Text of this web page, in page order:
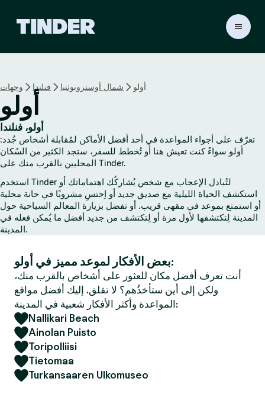
ة
ئ
ي
س
ة
ل
ـ
T
d
e
r
وجهات فنلندا شمال أوستروبوثنيا أولو
أولو
أولو، فنلندا
تعرّف على أجواء المواعدة في أحد أفضل الأماكن لمُقابلة أشخاص جُدد:
أولو سواءً كنت تعيش هنا أو تُخطط للسفر، ستجد الكثير من السُكان
المحليين بالقرب منك على Tinder.
استخدم Tinder لتُبادل الإعجاب مع شخص يُشاركُك اهتماماتك أو
استكشف الحياة الليلية مع صديق جديد أو اِحتسِ مشروبًا في حانة محلية
أو استمتع بموعد في مقهى قريب. أو تفضل بزيارة المعالم السياحية حول
المدينة لِتكتشفها لأول مرة أو لِتكتشف من جديد أفضل ما يُمكن فعله في
المدينة.
بعض الأفكار لموعد مميز في أولو:
أنت تعرف أفضل مكان للعثور على أشخاص بالقرب منك،
ولكن إلى أين ستأخذُهم؟ لا تقلق. إليك أفضل مواقع
المواعدة وأكثر الأفكار شعبية في المدينة:
Nallikari Beach
Ainolan Puisto
Toripolliisi
Tietomaa
Turkansaaren Ulkomuseo